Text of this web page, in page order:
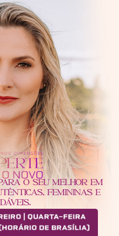
O SEU MELHOR EM
FEMININAS E